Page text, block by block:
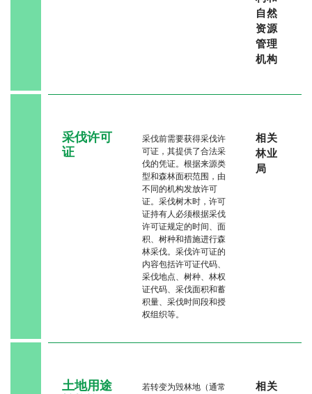
自然
资源
管理
机构
采伐许可
证
采伐前需要获得采伐许
可证，其提供了合法采
伐的凭证。根据来源类
型和森林面积范围，由
不同的机构发放许可
证。采伐树木时，许可
证持有人必须根据采伐
许可证规定的时间、面
积、树种和措施进行森
林采伐。采伐许可证的
内容包括许可证代码、
采伐地点、树种、林权
证代码、采伐面积和蓄
积量、采伐时间段和授
权组织等。
相关
林业
局
土地用途
若转变为毁林地（通常
相关